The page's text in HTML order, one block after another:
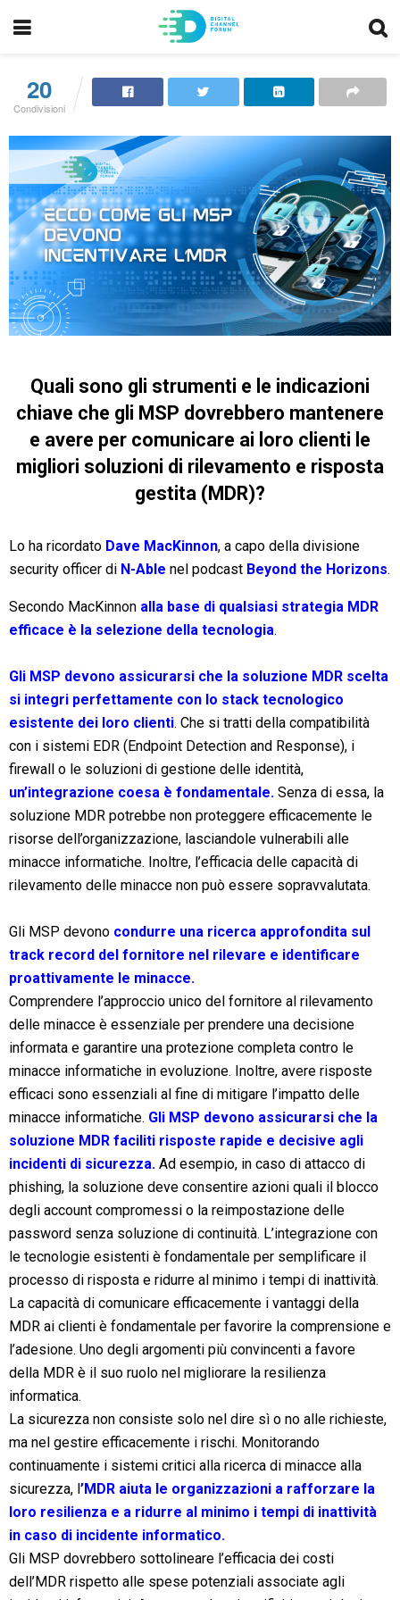
20
Condivisioni
Quali sono gli strumenti e le indicazioni
chiave che gli MSP dovrebbero mantenere
e avere per comunicare ai loro clienti le
migliori soluzioni di rilevamento e risposta
gestita (MDR)?
Lo ha ricordato Dave MacKinnon, a capo della divisione
security officer di N-Able nel podcast Beyond the Horizons.
Secondo MacKinnon alla base di qualsiasi strategia MDR
efficace è la selezione della tecnologia.
Gli MSP devono assicurarsi che la soluzione MDR scelta
si integri perfettamente con lo stack tecnologico
esistente dei loro clienti. Che si tratti della compatibilità
con i sistemi EDR (Endpoint Detection and Response), i
firewall o le soluzioni di gestione delle identità,
un’integrazione coesa è fondamentale. Senza di essa, la
soluzione MDR potrebbe non proteggere efficacemente le
risorse dell’organizzazione, lasciandole vulnerabili alle
minacce informatiche. Inoltre, l’efficacia delle capacità di
rilevamento delle minacce non può essere sopravvalutata.
Gli MSP devono condurre una ricerca approfondita sul
track record del fornitore nel rilevare e identificare
proattivamente le minacce.
Comprendere l’approccio unico del fornitore al rilevamento
delle minacce è essenziale per prendere una decisione
informata e garantire una protezione completa contro le
minacce informatiche in evoluzione. Inoltre, avere risposte
efficaci sono essenziali al fine di mitigare l’impatto delle
minacce informatiche. Gli MSP devono assicurarsi che la
soluzione MDR faciliti risposte rapide e decisive agli
incidenti di sicurezza. Ad esempio, in caso di attacco di
phishing, la soluzione deve consentire azioni quali il blocco
degli account compromessi o la reimpostazione delle
password senza soluzione di continuità. L’integrazione con
le tecnologie esistenti è fondamentale per semplificare il
processo di risposta e ridurre al minimo i tempi di inattività.
La capacità di comunicare efficacemente i vantaggi della
MDR ai clienti è fondamentale per favorire la comprensione e
l’adesione. Uno degli argomenti più convincenti a favore
della MDR è il suo ruolo nel migliorare la resilienza
informatica.
La sicurezza non consiste solo nel dire sì o no alle richieste,
ma nel gestire efficacemente i rischi. Monitorando
continuamente i sistemi critici alla ricerca di minacce alla
sicurezza, l’MDR aiuta le organizzazioni a rafforzare la
loro resilienza e a ridurre al minimo i tempi di inattività
in caso di incidente informatico.
Gli MSP dovrebbero sottolineare l’efficacia dei costi
dell’MDR rispetto alle spese potenziali associate agli